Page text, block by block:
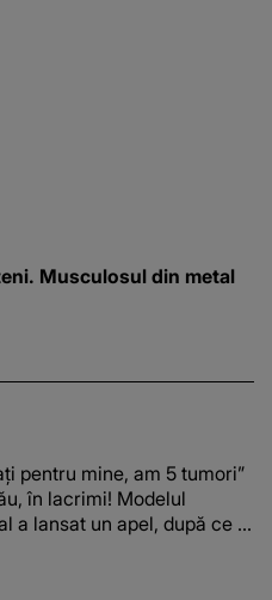
Musculosul din metal
pentru mine, am 5 tumori”
în lacrimi! Modelul
a lansat un apel, după ce a